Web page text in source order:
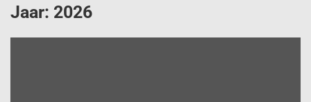
Jaar: 2026